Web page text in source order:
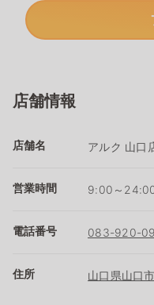
店舗情報
店舗名 アルク 山口
営業時間 9:00～
電話番号 083-920-
住所 山口県山口